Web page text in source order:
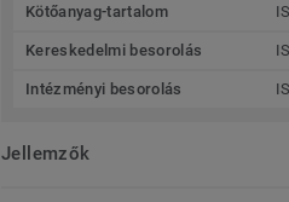
Kötőanyag-tartalom
Kereskedelmi besorolás
Intézményi besorolás
Jellemzők